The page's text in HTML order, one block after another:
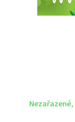
Nezařazené,